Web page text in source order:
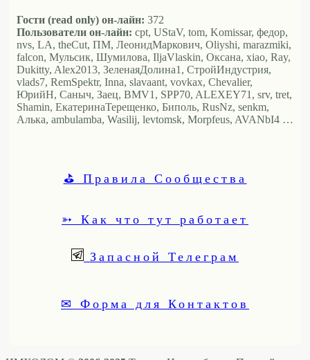
Гости (read only) он-лайн: 372
Пользователи он-лайн: cpt, UStaV, tom, Komissar, федор,
nvs, LA, theCut, ПМ, ЛеонидМаркович, Oliyshi, marazmiki,
falcon, Мульсик, Шумилова, IljaVlaskin, Оксана, xiao, Ray,
Dukitty, Alex2013, ЗеленаяДолина1, СтройИндустрия,
vlads7, RemSpektr, Inna, slavaant, vovkax, Chevalier,
ЮрийН, Саныч, Заец, BMV1, SPP70, ALEXEY71, srv, tret,
Shamin, ЕкатеринаТерещенко, Биполь, RusNz, senkm,
Алька, ambulamba, Wasilij, levtomsk, Morpfeus, AVANbI4 …
⛳ Правила Сообщества
➳ Как что тут работает
Запасной Телеграм
✉ Форма для Контактов